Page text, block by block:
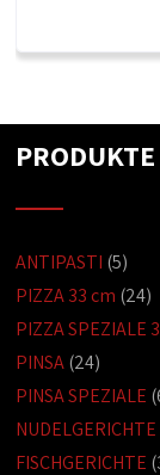
PRODUKTE
ANTIPASTI (5)
PIZZA 33 cm (24)
PIZZA SPEZIALE
PINSA(24)
PINSA SPEZIALE
NUDELGERICHTE
FISCHGERICHTE